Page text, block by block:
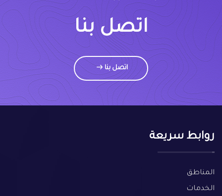
اتصل بنا
اتصل بنا
روابط سريعة
المناطق
الخدمات